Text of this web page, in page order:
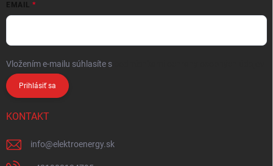
EMAIL
Vložením e-mailu súhlasíte s
Prihlásiť sa
KONTAKT
info@elektroenergy.sk